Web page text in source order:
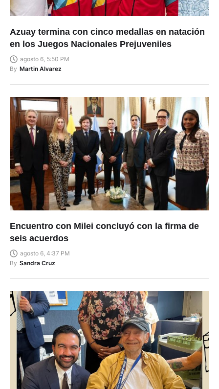
Azuay termina con cinco medallas en natación
en los Juegos Nacionales Prejuveniles
agosto 6, 5:50 PM
By Martin Alvarez
Encuentro con Milei concluyó con la firma de
seis acuerdos
agosto 6, 4:37 PM
By Sandra Cruz